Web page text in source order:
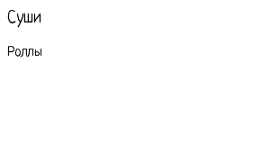
Суши
Роллы